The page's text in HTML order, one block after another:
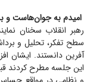
امیدم به جوان‌هاست و به
رهبر انقلاب سخنان
سطح تفکر، تحلیل و
آفرین دانستند. ایشان
این جلسه مطرح کردند